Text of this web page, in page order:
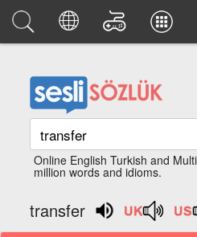
Online English Turkish and
million words and idioms.
transfer